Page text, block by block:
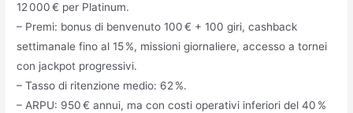
12 000 € per Platinum.
– Premi: bonus di benvenuto 100 € + 100 giri, cashback
settimanale fino al 15 %, missioni giornaliere, accesso a tornei
con jackpot progressivi.
– Tasso di ritenzione medio: 62 %.
– ARPU: 950 € annui, ma con costi operativi inferiori del 40 %